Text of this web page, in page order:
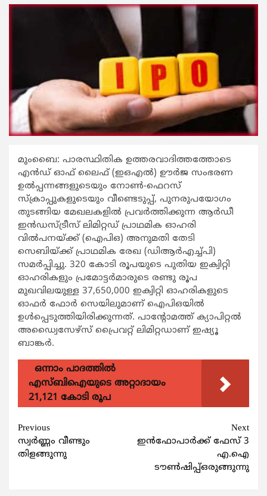
മുംബൈ: പാരസ്ഥിതിക ഉത്തരവാദിത്തത്തോടെ
എന്‍ഡ് ഓഫ് ലൈഫ് (ഇഒഎല്‍) ഊര്‍ജ സംഭരണ
ഉല്‍പ്പന്നങ്ങളുടെയും നോണ്‍-ഫെറസ്
സ്ക്രാപ്പുകളുടെയും വീണ്ടെടുപ്പ്, പുനരുപയോഗം
തുടങ്ങിയ മേഖലകളില്‍ പ്രവര്‍ത്തിക്കുന്ന ആര്‍ഡീ
ഇന്‍ഡസ്ട്രീസ് ലിമിറ്റഡ് പ്രാഥമിക ഓഹരി
വില്‍പനയ്ക്ക് (ഐപിഒ) അനുമതി തേടി
സെബിയ്ക്ക് പ്രാഥമിക രേഖ (ഡിആര്‍എച്ച്പി)
സമര്‍പ്പിച്ചു. 320 കോടി രൂപയുടെ പുതിയ ഇക്വിറ്റി
ഓഹരികളും പ്രമോട്ടര്‍മാരുടെ രണ്ടു രൂപ
മുഖവിലയുള്ള 37,650,000 ഇക്വിറ്റി ഓഹരികളുടെ
ഓഫര്‍ ഫോര്‍ സെയിലുമാണ് ഐപിഒയില്‍
ഉള്‍പ്പെടുത്തിയിരിക്കുന്നത്. പാന്‍റോമത്ത് ക്യാപിറ്റല്‍
അഡ്വൈസേഴ്സ് പ്രൈവറ്റ് ലിമിറ്റഡാണ് ഇഷ്യൂ
ബാങ്കര്‍.
ഒന്നാം പാദത്തിൽ
എസ്ബിഐയുടെ അറ്റാദായം
21,121 കോടി രൂപ
Continue
Reading
Previous
സ്വര്‍ണ്ണം വീണ്ടും
തിളങ്ങുന്നു
Next
ഇൻഫോപാർക്ക് ഫേസ് 3
എ.ഐ
ടൗൺഷിപ്പ്ഒരുങ്ങുന്നു